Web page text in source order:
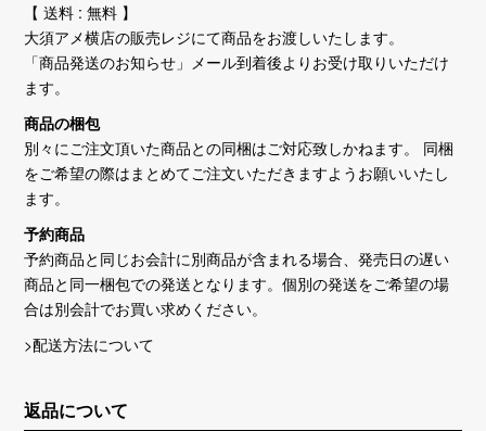
【 送料 : 無料 】
大須アメ横店の販売レジにて商品をお渡しいたします。
「商品発送のお知らせ」メール到着後よりお受け取りいただけ
ます。
商品の梱包
別々にご注文頂いた商品との同梱はご対応致しかねます。 同梱
をご希望の際はまとめてご注文いただきますようお願いいたし
ます。
予約商品
予約商品と同じお会計に別商品が含まれる場合、発売日の遅い
商品と同一梱包での発送となります。個別の発送をご希望の場
合は別会計でお買い求めください。
>配送方法について
返品について